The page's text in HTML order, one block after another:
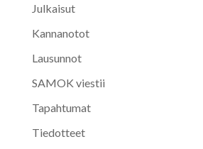
Julkaisut
Kannanotot
Lausunnot
SAMOK viestii
Tapahtumat
Tiedotteet